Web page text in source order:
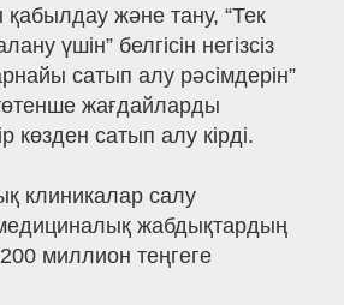
және тану, “Тек
үшін” белгісін негізсіз
сатып алу рәсімдерін”
жағдайларды
көзден сатып алу кірді.
клиникалар салу
жабдықтардың
миллион теңгеге